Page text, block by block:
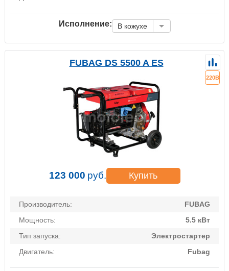
Исполнение: В кожухе
FUBAG DS 5500 A ES
220В
123 000 руб. Купить
Производитель:
FUBAG
Мощность:
5.5 кВт
Тип запуска:
Электростартер
Двигатель:
Fubag